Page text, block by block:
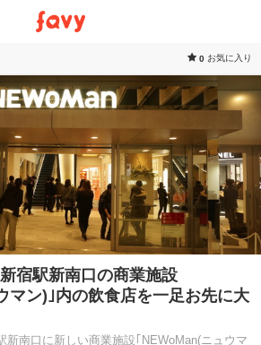
0 お気に入り
宿駅新南口の商業施設
マン)｣内の飲食店を一足お先に大
新南口に新しい商業施設｢NEWoMan(ニュウマ